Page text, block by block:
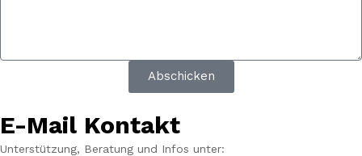
Abschicken
E-Mail Kontakt
Unterstützung, Beratung und Infos unter: